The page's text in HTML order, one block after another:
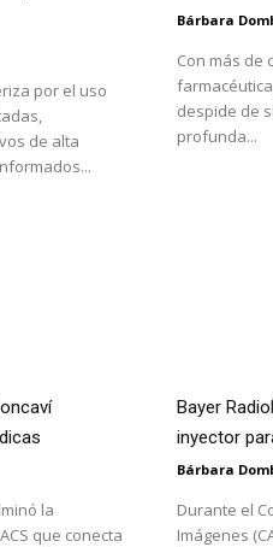
por el uso
de alta
Bárbara
Con más de
despide de
profunda...
la
que conecta
Bayer
inyector
Bárbara
Durante el
Imágenes